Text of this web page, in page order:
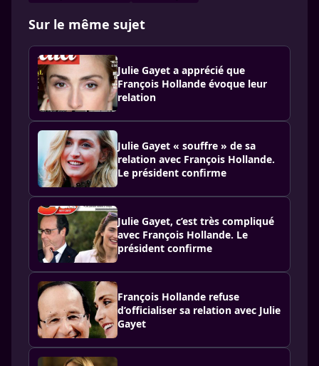
Sur le même sujet
Julie Gayet a apprécié que
François Hollande évoque leur
relation
Julie Gayet « souffre » de sa
relation avec François Hollande.
Le président confirme
Julie Gayet, c’est très compliqué
avec François Hollande. Le
président confirme
François Hollande refuse
d’officialiser sa relation avec Julie
Gayet